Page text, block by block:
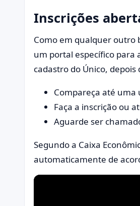
Inscrições
Como em qualquer outro
um portal específico para
cadastro do Único,
Compareça até uma
Faça a inscrição ou
Aguarde ser
Segundo a Caixa
automaticamente de